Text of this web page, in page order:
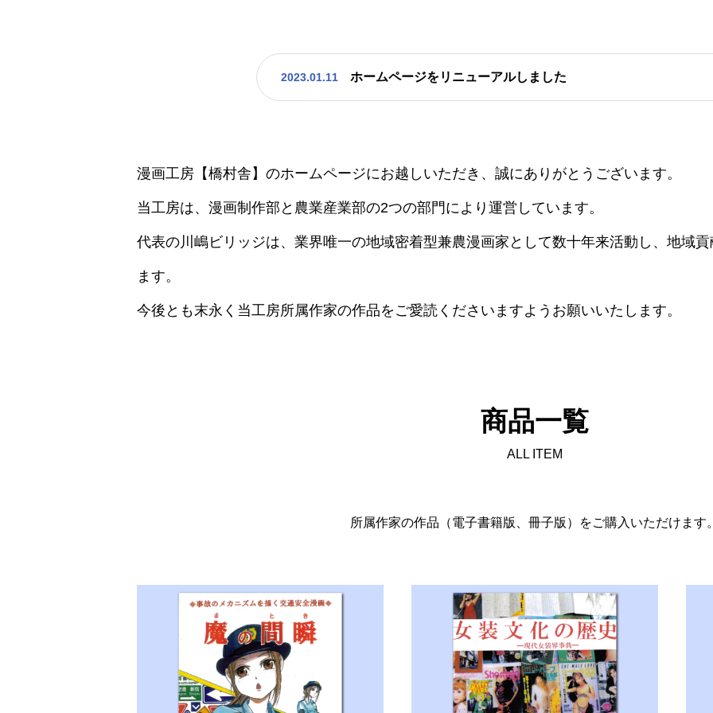
2023.01.11 ホームページをリニューアルしました
漫画工房【橋村舎】のホームページにお越しいただき、誠にありがとうございます。
当工房は、漫画制作部と農業産業部の2つの部門により運営しています。
代表の川嶋ビリッジは、業界唯一の地域密着型兼農漫画家として数十年来活動し、 地域
ます。
今後とも末永く当工房所属作家の作品をご愛読くださいますようお願いいたします。
商品一覧
ALL ITEM
所属作家の作品（電子書籍版、冊子版）をご購入いただけます